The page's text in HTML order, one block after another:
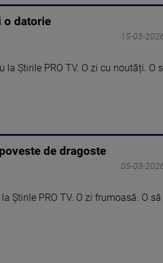
o datorie
15-03-
Știrile PRO TV. O zi cu noutăți. O
de dragoste
05-03-
Știrile PRO TV. O zi frumoasă. O să